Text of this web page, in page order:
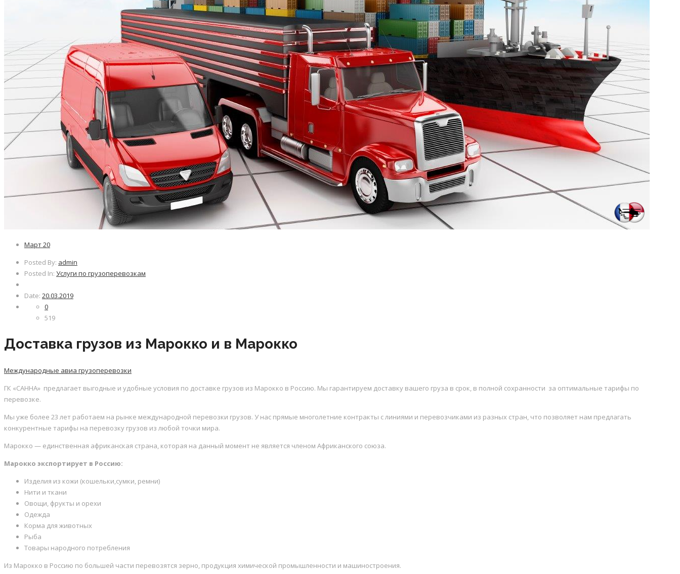
Март20
Posted By: admin
Posted In: Услуги по грузоперевозкам
Date: 20.03.2019
0
519
Доставка грузов из Марокко и в Марокко
Международные авиа грузоперевозки
ГК «САННА» предлагает выгодные и удобные условия по доставке грузов из Марокко в Россию. Мы гарантируем доставку вашего груза в срок, в полной сохранности за оптимальные тарифы по
перевозке.
Мы уже более 23 лет работаем на рынке международной перевозки грузов. У нас прямые многолетние контракты с линиями и перевозчиками из разных стран, что позволяет нам предлагать
конкурентные тарифы на перевозку грузов из любой точки мира.
Марокко — единственная африканская страна, которая на данный момент не является членом Африканского союза.
Марокко экспортирует в Россию:
Изделия из кожи (кошельки,сумки, ремни)
Нити и ткани
Овощи, фрукты и орехи
Одежда
Корма для животных
Рыба
Товары народного потребления
Из Марокко в Россию по большей части перевозятся зерно, продукция химической промышленности и машиностроения.